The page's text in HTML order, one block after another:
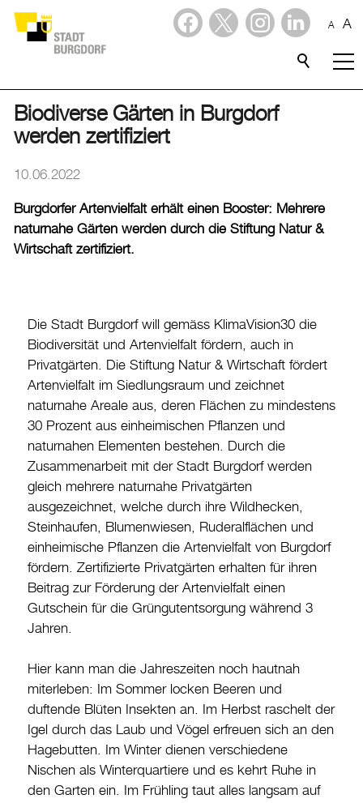
A A
Stadtporträt
Aktuelles
Medienmitteilungen
Baupublikationen
Home
Öffnungszeiten & Kontakt
Veranstaltungskalender
Stadtplan
Drucken
Login
Biodiverse Gärten in Burgdorf
werden zertifiziert
10.06.2022
Burgdorfer Artenvielfalt erhält einen Booster: Mehrere
naturnahe Gärten werden durch die Stiftung Natur &
Wirtschaft zertifiziert.
Die Stadt Burgdorf will gemäss KlimaVision30 die
Biodiversität und Artenvielfalt fördern, auch in
Privatgärten. Die Stiftung Natur & Wirtschaft fördert
Artenvielfalt im Siedlungsraum und zeichnet
naturnahe Areale aus, deren Flächen zu mindestens
30 Prozent aus einheimischen Pflanzen und
naturnahen Elementen bestehen. Durch die
Zusammenarbeit mit der Stadt Burgdorf werden
gleich mehrere naturnahe Privatgärten
ausgezeichnet, welche durch ihre Wildhecken,
Steinhaufen, Blumenwiesen, Ruderalflächen und
einheimische Pflanzen die Artenvielfalt von Burgdorf
fördern. Zertifizierte Privatgärten erhalten für ihren
Beitrag zur Förderung der Artenvielfalt einen
Gutschein für die Grüngutentsorgung während 3
Jahren.
Hier kann man die Jahreszeiten noch hautnah
miterleben: Im Sommer locken Beeren und
duftende Blüten Insekten an. Im Herbst raschelt der
Igel durch das Laub und Vögel erfreuen sich an den
Hagebutten. Im Winter dienen verschiedene
Nischen als Winterquartiere und es kehrt Ruhe in
den Garten ein. Im Frühling taut alles langsam auf